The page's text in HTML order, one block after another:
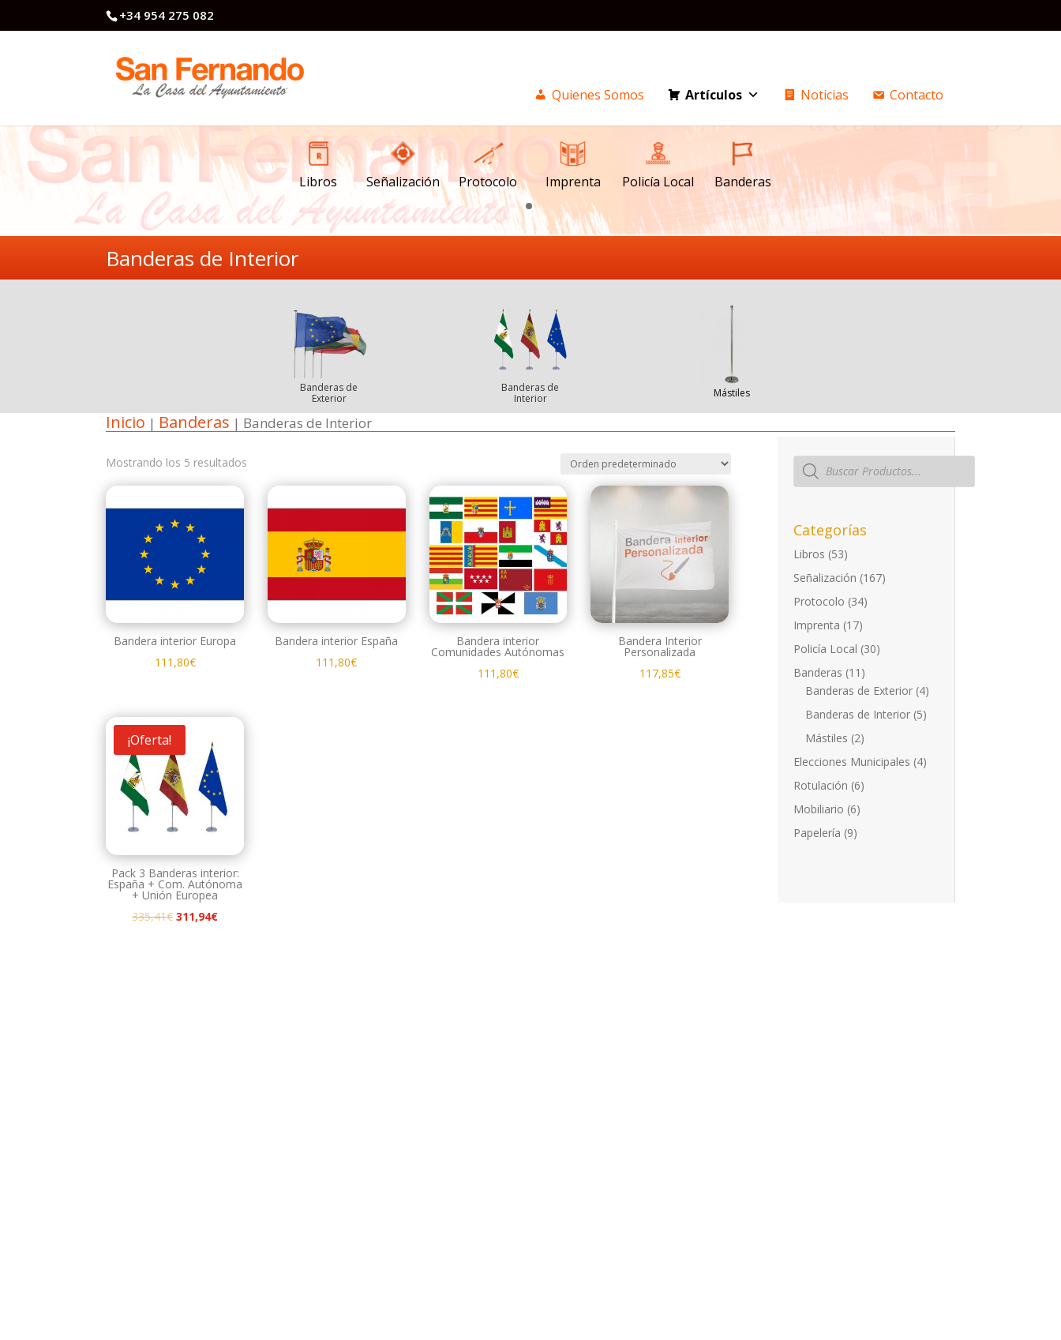
+34 954 275 082
Quienes Somos Artículos Noticias Contacto
Libros Señalización Protocolo Imprenta Policía Local Banderas
Banderas de Interior
Banderas de
Exterior
Banderas de
Interior
Mástiles
Inicio | Banderas | Banderas de Interior
Mostrando los 5 resultados
Bandera interior Europa
111,80€
Bandera interior España
111,80€
Bandera interior
Comunidades Autónomas
111,80€
Bandera Interior
Personalizada
117,85€
¡Oferta!
Pack 3 Banderas interior:
España + Com. Autónoma
+ Unión Europea
335,41€ El
311,94€El
Búsqueda
de
productos
Categorías
Libros (53)
Señalización (167)
Protocolo (34)
Imprenta (17)
Policía Local (30)
Banderas (11)
Banderas de Exterior (4)
Banderas de Interior (5)
Mástiles (2)
Elecciones Municipales (4)
Rotulación (6)
Mobiliario (6)
Papelería (9)